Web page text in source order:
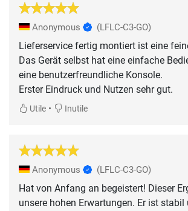
Anonymous (LFLC-C3-GO)
Lieferservice fertig montiert ist eine
Das Gerät selbst hat eine einfache
eine benutzerfreundliche Konsole.
Erster Eindruck und Nutzen sehr gut.
Utile • Inutile
Anonymous (LFLC-C3-GO)
Hat von Anfang an begeistert! Dieser
unsere hohen Erwartungen. Er ist stabil